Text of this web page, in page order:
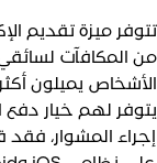
ميزة تقديم
المكافآت لسائقي
يميلون
لهم خيار دفع
المشوار، فقد